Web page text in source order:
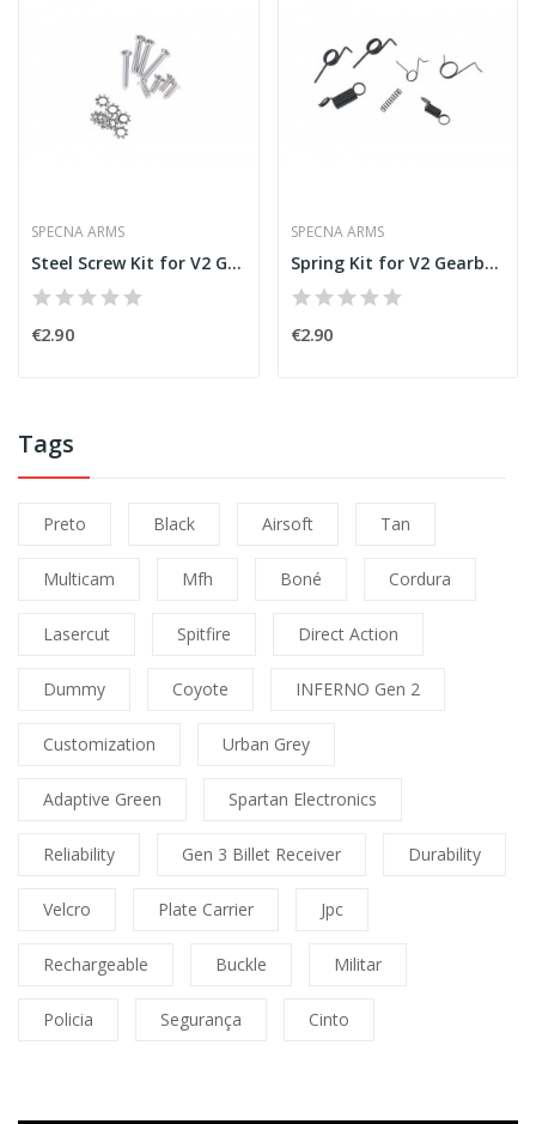
Tags
Preto Black Airsoft Tan
Multicam Mfh Boné Cordura
Lasercut Spitfire Direct Action
Dummy Coyote INFERNO Gen 2
Customization Urban Grey
Adaptive Green Spartan Electronics
Reliability Gen 3 Billet Receiver Durability
Velcro Plate Carrier Jpc
Rechargeable Buckle Militar
Policia Segurança Cinto
SPECNA ARMS
Steel Screw Kit for V2 Gearbox [Specna Arms]
€2.90
SPECNA ARMS
Spring Kit for V2 Gearbox [Specna Arms]
€2.90